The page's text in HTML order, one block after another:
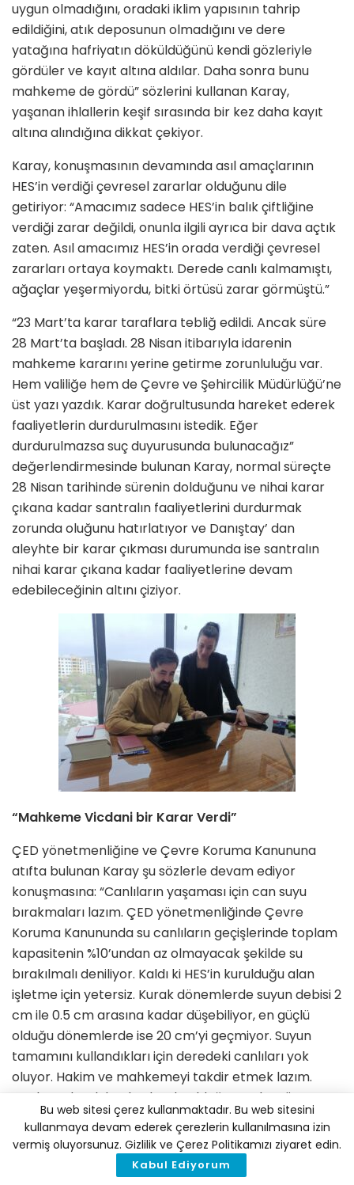
uygun olmadığını, oradaki iklim yapısının tahrip
edildiğini, atık deposunun olmadığını ve dere
yatağına hafriyatın döküldüğünü kendi gözleriyle
gördüler ve kayıt altına aldılar. Daha sonra bunu
mahkeme de gördü” sözlerini kullanan Karay,
yaşanan ihlallerin keşif sırasında bir kez daha kayıt
altına alındığına dikkat çekiyor.
Karay, konuşmasının devamında asıl amaçlarının
HES’in verdiği çevresel zararlar olduğunu dile
getiriyor: “Amacımız sadece HES’in balık çiftliğine
verdiği zarar değildi, onunla ilgili ayrıca bir dava açtık
zaten. Asıl amacımız HES’in orada verdiği çevresel
zararları ortaya koymaktı. Derede canlı kalmamıştı,
ağaçlar yeşermiyordu, bitki örtüsü zarar görmüştü.”
“23 Mart’ta karar taraflara tebliğ edildi. Ancak süre
28 Mart’ta başladı. 28 Nisan itibarıyla idarenin
mahkeme kararını yerine getirme zorunluluğu var.
Hem valiliğe hem de Çevre ve Şehircilik Müdürlüğü’ne
üst yazı yazdık. Karar doğrultusunda hareket ederek
faaliyetlerin durdurulmasını istedik. Eğer
durdurulmazsa suç duyurusunda bulunacağız”
değerlendirmesinde bulunan Karay, normal süreçte
28 Nisan tarihinde sürenin dolduğunu ve nihai karar
çıkana kadar santralın faaliyetlerini durdurmak
zorunda oluğunu hatırlatıyor ve Danıştay’ dan
aleyhte bir karar çıkması durumunda ise santralın
nihai karar çıkana kadar faaliyetlerine devam
edebileceğinin altını çiziyor.
“Mahkeme Vicdani bir Karar Verdi”
ÇED yönetmenliğine ve Çevre Koruma Kanununa
atıfta bulunan Karay şu sözlerle devam ediyor
konuşmasına: “Canlıların yaşaması için can suyu
bırakmaları lazım. ÇED yönetmenliğinde Çevre
Koruma Kanununda su canlıların geçişlerinde toplam
kapasitenin %10’undan az olmayacak şekilde su
bırakılmalı deniliyor. Kaldı ki HES’in kurulduğu alan
işletme için yetersiz. Kurak dönemlerde suyun debisi 2
cm ile 0.5 cm arasına kadar düşebiliyor, en güçlü
olduğu dönemlerde ise 20 cm’yi geçmiyor. Suyun
tamamını kullandıkları için deredeki canlıları yok
oluyor. Hakim ve mahkemeyi takdir etmek lazım.
Toplum olarak baskı altında olduğumuz bu süreçte
vicdani bir karar verdiler. Hakkın tecelli edilmesi
yönünde büyük adımdı. Umarım Danıştay da bu
yönde karar verir ve iptal edilen ÇED’e dönük kararı
Bu web sitesi çerez kullanmaktadır. Bu web sitesini
kullanmaya devam ederek çerezlerin kullanılmasına izin
vermiş oluyorsunuz. Gizlilik ve Çerez Politikamızı ziyaret edin.
Kabul Ediyorum